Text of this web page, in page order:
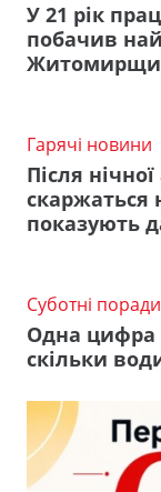
У 21 рік
побачив
Гарячі новини
Після
скаржаться
показують
Суботні поради
Одна цифра
скільки